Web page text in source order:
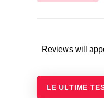
Reviews will
LE ULTIME